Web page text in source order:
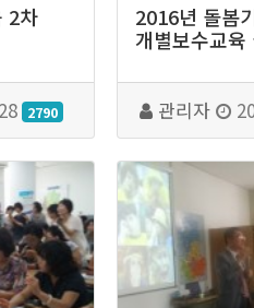
2차
2790
2016년 돌봄
개별보수교육
관리자